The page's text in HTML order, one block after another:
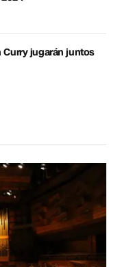
Curry jugarán juntos